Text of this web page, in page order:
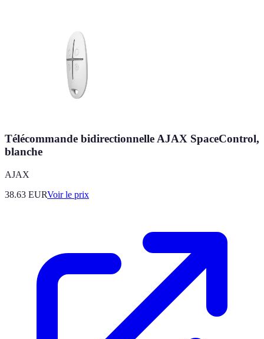
Télécommande bidirectionnelle AJAX SpaceControl,
blanche
AJAX
38.63 EURVoir le prix